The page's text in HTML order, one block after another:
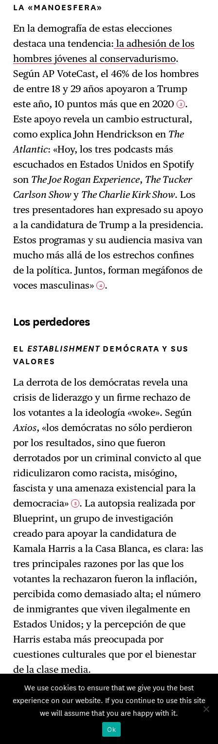
LA «MANOESFERA»
En la demografía de estas elecciones
destaca una tendencia: la adhesión de los
hombres jóvenes al conservadurismo.
Según AP VoteCast, el 46% de los hombres
de entre 18 y 29 años apoyaron a Trump
este año, 10 puntos más que en 2020 3 .
Este apoyo revela un cambio estructural,
como explica John Hendrickson en The
Atlantic: «Hoy, los tres podcasts más
escuchados en Estados Unidos en Spotify
son The Joe Rogan Experience, The Tucker
Carlson Showy The Charlie Kirk Show. Los
tres presentadores han expresado su apoyo
a la candidatura de Trump a la presidencia.
Estos programas y su audiencia masiva van
mucho más allá de los estrechos confines
de la política. Juntos, forman megáfonos de
voces masculinas» 4 .
Los perdedores
EL ESTABLISHMENTDEMÓCRATA Y SUS
VALORES
La derrota de los demócratas revela una
crisis de liderazgo y un firme rechazo de
los votantes a la ideología «woke». Según
Axios, «los demócratas no sólo perdieron
por los resultados, sino que fueron
derrotados por un criminal convicto al que
ridiculizaron como racista, misógino,
fascista y una amenaza existencial para la
democracia» 5 . La autopsia realizada por
Blueprint, un grupo de investigación
creado para apoyar la candidatura de
Kamala Harris a la Casa Blanca, es clara: las
tres principales razones por las que los
votantes la rechazaron fueron la inflación,
percibida como demasiado alta; el número
de inmigrantes que viven ilegalmente en
Estados Unidos; y la percepción de que
Harris estaba más preocupada por
cuestiones culturales que por el bienestar
de la clase media.
EL EQUIPO DE CAMPAÑA DE KAMALA
HARRIS Y EL APARATO CLINTON-BIDEN
A pesar de recaudar más de 1 600 millones
We use cookies to ensure that we give you the best
experience on our website. If you continue to use this site
we will assume that you are happy with it.
Ok